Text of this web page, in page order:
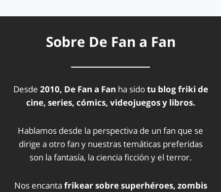
Sobre De Fan a Fan
Desde 2010, De Fan a Fan ha sidotu blog friki de
cine, series, cómics, videojuegos y libros.
Hablamos desde la perspectiva de un fan que se
dirige a otro fan y nuestras temáticas preferidas
son la fantasía, la ciencia ficción y el terror.
Nos encanta frikear sobre superhéroes, zombis